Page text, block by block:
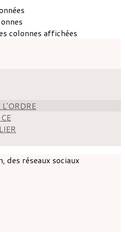
colonnes affichées
des réseaux sociaux